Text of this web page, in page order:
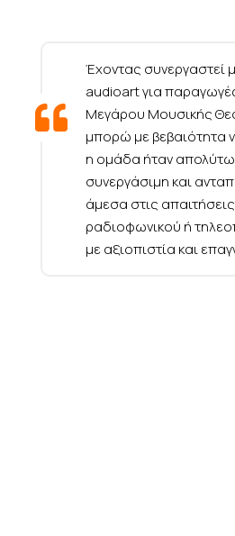
Έχοντας συνεργαστεί
audioart για
Μεγάρου Μουσικής
μπορώ με βεβαιότητα
η ομάδα ήταν
συνεργάσιμη και
άμεσα στις
ραδιοφωνικού ή
με αξιοπιστία και